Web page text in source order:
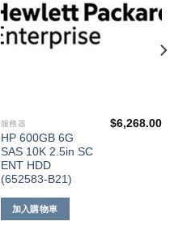
服務器
HP 600GB 6G
SAS 10K 2.5in SC
ENT HDD
(652583-B21)
$6,268.00
加入購物車